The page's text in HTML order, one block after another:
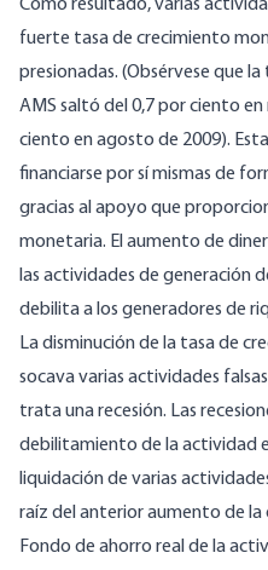
Como resultado, varias
fuerte tasa de crecimiento
presionadas. (Obsérvese que
AMS saltó del 0,7 por ciento
ciento en agosto de 2009).
financiarse por sí mismas de
gracias al apoyo que
monetaria. El aumento de
las actividades de generación
debilita a los generadores de
La disminución de la tasa de
socava varias actividades
trata una recesión. Las
debilitamiento de la actividad
liquidación de varias
raíz del anterior aumento de
Fondo de ahorro real de la